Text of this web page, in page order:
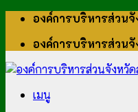
ข้าม
เนื้อหา
องค์การบริหารส่วน
องค์การบริหารส่วน
เมนู